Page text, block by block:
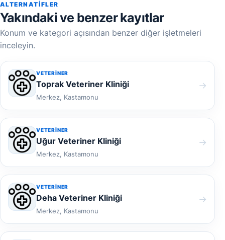
ALTERNATIFLER
Yakındaki ve benzer kayıtlar
Konum ve kategori açısından benzer diğer işletmeleri
inceleyin.
VETERINER
Toprak Veteriner Kliniği
Merkez, Kastamonu
→
VETERINER
Uğur Veteriner Kliniği
Merkez, Kastamonu
→
VETERINER
Deha Veteriner Kliniği
Merkez, Kastamonu
→